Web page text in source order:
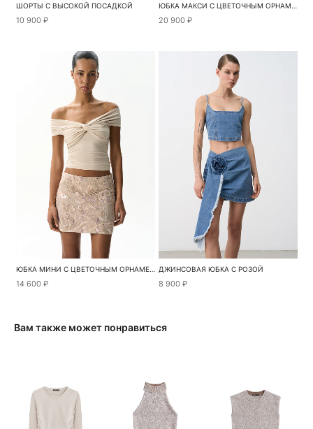
ШОРТЫ С ВЫСОКОЙ ПОСАДКОЙ
10 900 ₽
ЮБКА МАКСИ С ЦВЕТОЧНЫМ ОРНАМЕНТОМ
20 900 ₽
ЮБКА МИНИ С ЦВЕТОЧНЫМ ОРНАМЕНТОМ
14 600 ₽
ДЖИНСОВАЯ ЮБКА С РОЗОЙ
8 900 ₽
Вам также может понравиться